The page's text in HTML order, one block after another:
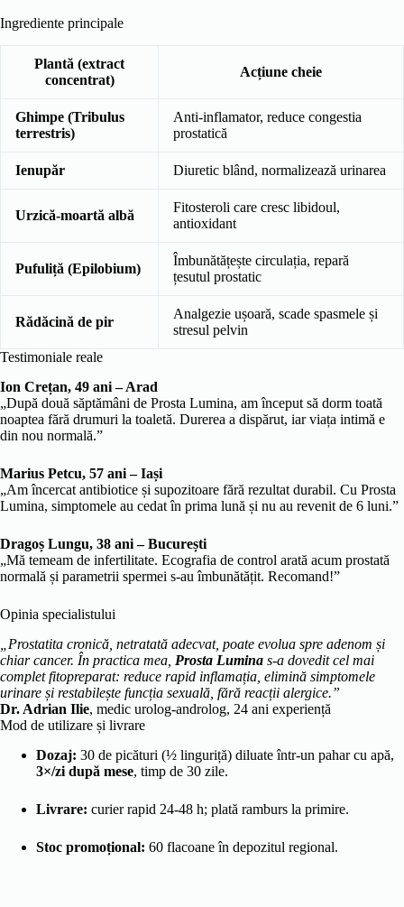
Ingrediente principale
Plantă (extract
concentrat)
Acțiune cheie
Ghimpe (Tribulus
terrestris)
Anti-inflamator, reduce congestia
prostatică
Ienupăr Diuretic blând, normalizează urinarea
Urzică-moartă albă
Fitosteroli care cresc libidoul,
antioxidant
Pufuliță (Epilobium)
Îmbunătățește circulația, repară
țesutul prostatic
Rădăcină de pir
Analgezie ușoară, scade spasmele și
stresul pelvin
Testimoniale reale
Ion Crețan, 49 ani – Arad
„După două săptămâni de Prosta Lumina, am început să dorm toată
noaptea fără drumuri la toaletă. Durerea a dispărut, iar viața intimă e
din nou normală.”
Marius Petcu, 57 ani – Iași
„Am încercat antibiotice și supozitoare fără rezultat durabil. Cu Prosta
Lumina, simptomele au cedat în prima lună și nu au revenit de 6 luni.”
Dragoș Lungu, 38 ani – București
„Mă temeam de infertilitate. Ecografia de control arată acum prostată
normală și parametrii spermei s-au îmbunătățit. Recomand!”
Opinia specialistului
„Prostatita cronică, netratată adecvat, poate evolua spre adenom și
chiar cancer. În practica mea, Prosta Lumina s-a dovedit cel mai
complet fitopreparat: reduce rapid inflamația, elimină simptomele
urinare și restabilește funcția sexuală, fără reacții alergice.”
Dr. Adrian Ilie, medic urolog-androlog, 24 ani experiență
Mod de utilizare și livrare
Dozaj: 30 de picături (½ linguriță) diluate într-un pahar cu apă,
3×/zi după mese, timp de 30 zile.
Livrare: curier rapid 24-48 h; plată ramburs la primire.
Stoc promoțional: 60 flacoane în depozitul regional.